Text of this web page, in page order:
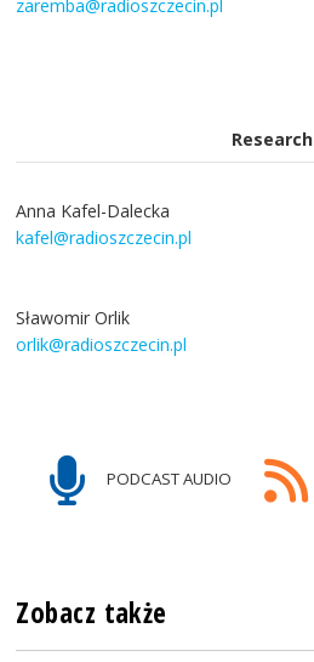
zaremba@radioszczecin.pl
Research
Anna Kafel-Dalecka
kafel@radioszczecin.pl
Sławomir Orlik
orlik@radioszczecin.pl
PODCAST AUDIO
Zobacz także